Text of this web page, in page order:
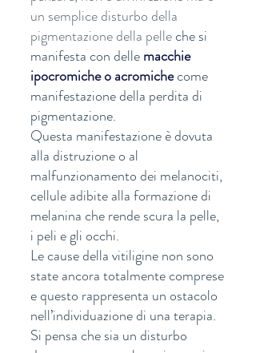
un semplice disturbo della
pigmentazione della pelle che si
manifesta con delle macchie
ipocromiche o acromiche come
manifestazione della perdita di
pigmentazione.
Questa manifestazione è dovuta
alla distruzione o al
malfunzionamento dei melanociti,
cellule adibite alla formazione di
melanina che rende scura la pelle,
i peli e gli occhi.
Le cause della vitiligine non sono
state ancora totalmente comprese
e questo rappresenta un ostacolo
nell’individuazione di una terapia.
Si pensa che sia un disturbo